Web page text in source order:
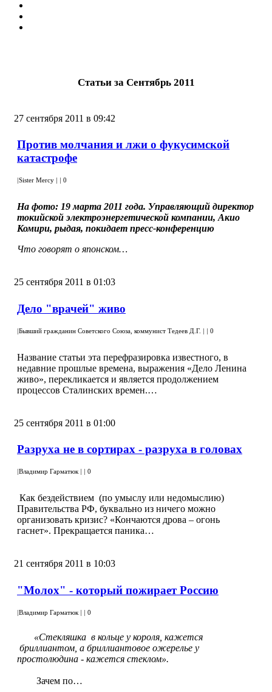
Статьи за Сентябрь 2011
27 сентября 2011 в 09:42
Против молчания и лжи о фукусимской
катастрофе
|Sister Mercy | | 0
На фото: 19 марта 2011 года. Управляющий директор
токийской электроэнергетической компании, Акио
Комири, рыдая, покидает пресс-конференцию
Что говорят о японском…
25 сентября 2011 в 01:03
Дело "врачей" живо
|Бывший гражданин Советского Союза, коммунист Тедеев Д.Г. | | 0
Название статьи эта перефразировка известного, в
недавние прошлые времена, выражения «Дело Ленина
живо», перекликается и является продолжением
процессов Сталинских времен.…
25 сентября 2011 в 01:00
Разруха не в сортирах - разруха в головах
|Владимир Гарматюк | | 0
Как бездействием (по умыслу или недомыслию)
Правительства РФ, буквально из ничего можно
организовать кризис? «Кончаются дрова – огонь
гаснет». Прекращается паника…
21 сентября 2011 в 10:03
"Молох" - который пожирает Россию
|Владимир Гарматюк | | 0
«Стекляшка в кольце у короля, кажется
бриллиантом, а бриллиантовое ожерелье у
простолюдина - кажется стеклом».
Зачем по…